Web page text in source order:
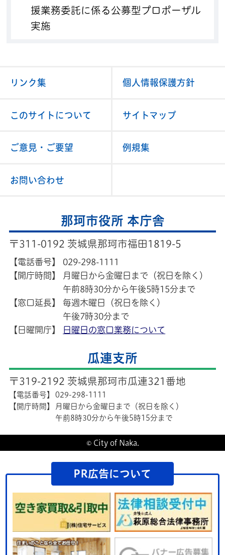
援業務委託に係る公募型プロポーザル
実施
リンク集 個人情報保護方針
このサイトについて サイトマップ
ご意見・ご要望 例規集
お問い合わせ
那珂市役所 本庁舎
〒311-0192 茨城県那珂市福田1819-5
【電話番号】
029-298-1111
【開庁時間】
月曜日から金曜日まで（祝日を除く）
午前8時30分から午後5時15分まで
【窓口延長】
毎週木曜日（祝日を除く）
午後7時30分まで
【日曜開庁】
日曜日の窓口業務について
瓜連支所
〒319-2192 茨城県那珂市瓜連321番地
【電話番号】
029-298-1111
【開庁時間】
月曜日から金曜日まで（祝日を除く）
午前8時30分から午後5時15分まで
© City of Naka.
PR広告について